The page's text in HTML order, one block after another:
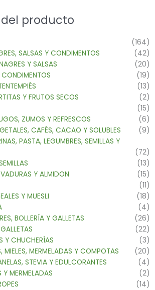
producto
(164)
SALSAS Y CONDIMENTOS
(42)
Y SALSAS
(20)
CONDIMENTOS
(19)
(13)
Y FRUTOS SECOS
(2)
(15)
ZUMOS Y REFRESCOS
(6)
CAFÉS, CACAO Y SOLUBLES
(9)
PASTA, LEGUMBRES, SEMILLAS Y
(72)
(13)
Y ALMIDON
(15)
(11)
Y MUESLI
(18)
(4)
BOLLERÍA Y GALLETAS
(26)
(22)
Y CHUCHERÍAS
(3)
MIELES, MERMELADAS Y COMPOTAS
(20)
STEVIA Y EDULCORANTES
(4)
MERMELADAS
(2)
(14)